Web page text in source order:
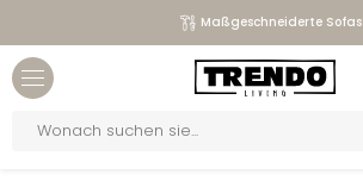
Maßgeschneiderte Sofas
search